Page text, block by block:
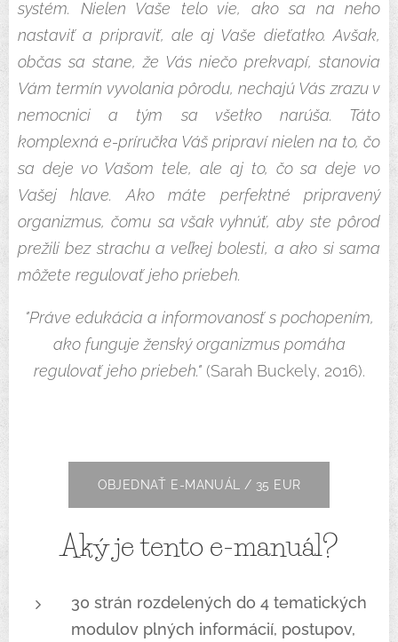
systém. Nielen Vaše telo vie, ako sa na neho
nastaviť a pripraviť, ale aj Vaše dieťatko. Avšak,
občas sa stane, že Vás niečo prekvapí, stanovia
Vám termín vyvolania pôrodu, nechajú Vás zrazu v
nemocnici a tým sa všetko narúša. Táto
komplexná e-príručka Váš pripraví nielen na to, čo
sa deje vo Vašom tele, ale aj to, čo sa deje vo
Vašej hlave. Ako máte perfektné pripravený
organizmus, čomu sa však vyhnúť, aby ste pôrod
prežili bez strachu a veľkej bolesti, a ako si sama
môžete regulovať jeho priebeh.
"Práve edukácia a informovanosť s pochopením,
ako funguje ženský organizmus pomáha
regulovať jeho priebeh." (Sarah Buckely, 2016).
OBJEDNAŤ E-MANUÁL / 35 EUR
Aký je tento e-manuál?
30 strán rozdelených do 4 tematických
modulov plných informácií, postupov,